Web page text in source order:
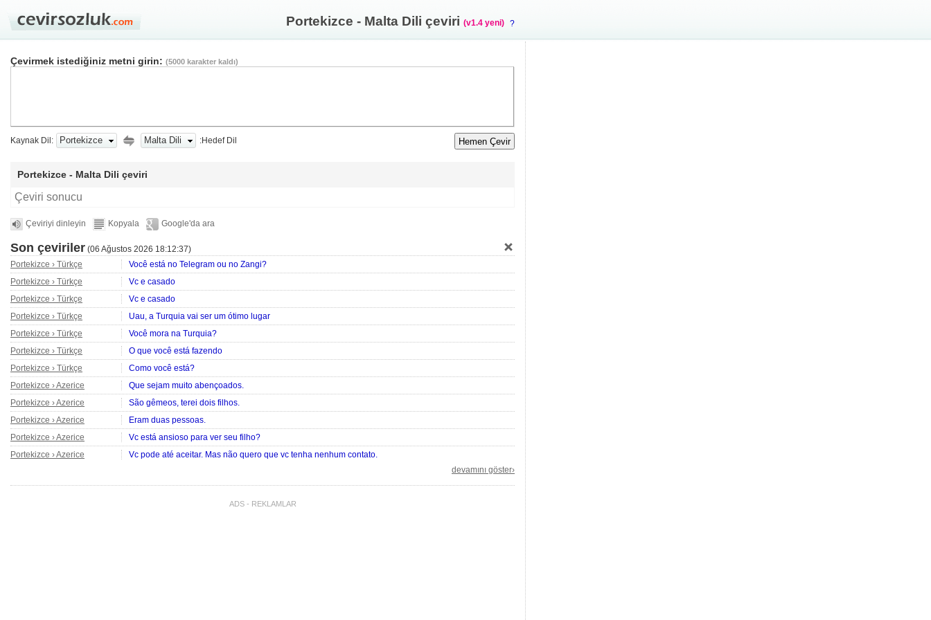
Portekizce - Malta Dili çeviri (v1.4 yeni) ?
Çevirmek istediğiniz metni girin: (5000 karakter kaldı)
Kaynak Dil: Portekizce Malta Dili :Hedef Dil
Portekizce - Malta Dili çeviri
Çeviri sonucu
Çeviriyi dinleyin Kopyala Google'da ara
Son çeviriler (06 Ağustos 2026 18:12:37)
Portekizce › Türkçe
Você está no Telegram ou no Zangi?
Portekizce › Türkçe
Vc e casado
Portekizce › Türkçe
Vc e casado
Portekizce › Türkçe
Uau, a Turquia vai ser um ótimo lugar
Portekizce › Türkçe
Você mora na Turquia?
Portekizce › Türkçe
O que você está fazendo
Portekizce › Türkçe
Como você está?
Portekizce › Azerice
Que sejam muito abençoados.
Portekizce › Azerice
São gêmeos, terei dois filhos.
Portekizce › Azerice
Eram duas pessoas.
Portekizce › Azerice
Vc está ansioso para ver seu filho?
Portekizce › Azerice
Vc pode até aceitar. Mas não quero que vc tenha nenhum contato.
Alsancak Türk feliz quinta feira vamos curtir uma linda música show bjs da sua amiga carioca vilma
Azevedo do Rio de Janeiro
devamını göster›
ADS - REKLAMLAR